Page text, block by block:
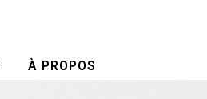
À PROPOS